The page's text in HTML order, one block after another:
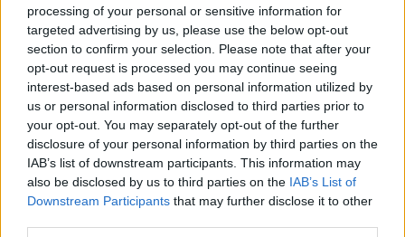
processing of your personal or sensitive information for
targeted advertising by us, please use the below opt-out
section to confirm your selection. Please note that after your
opt-out request is processed you may continue seeing
interest-based ads based on personal information utilized by
us or personal information disclosed to third parties prior to
your opt-out. You may separately opt-out of the further
disclosure of your personal information by third parties on the
IAB’s list of downstream participants. This information may
also be disclosed by us to third parties on the IAB’s List of
Downstream Participants that may further disclose it to other
A fellépések és a klipforgatás mellett
fennmaradó kevés szabadidőt városnézéssel,
bulizással és gasztronómia kirándulásokkal
töltötték.
„Persze, jutott idő a hagyományos turista
célpontokra is, így voltunk például a Central
Parkban, a Time Square-en és a Wall
Streeten is. Ezek is szerepelnek a klipben” –
mondta el Elo.